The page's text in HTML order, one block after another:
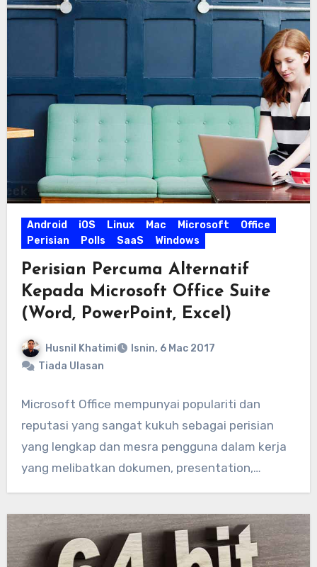
Android iOS Linux Mac Microsoft
Office
Perisian
Polls SaaS Windows
Perisian Percuma Alternatif
Kepada Microsoft Office Suite
(Word, PowerPoint, Excel)
Husnil Khatimi
Isnin, 6 Mac 2017
Tiada Ulasan
Microsoft Office mempunyai populariti dan
reputasi yang sangat kukuh sebagai perisian
yang lengkap dan mesra pengguna dalam kerja
yang melibatkan dokumen, presentation,…